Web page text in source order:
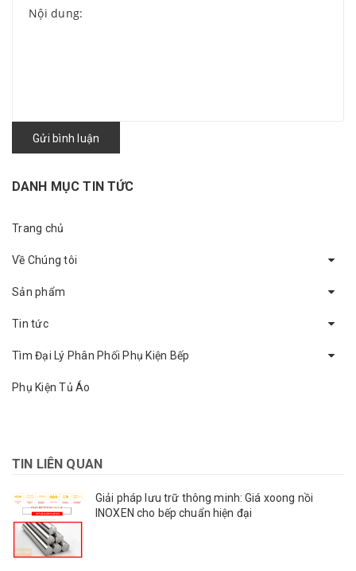
Gửi bình luận
DANH MỤC TIN TỨC
Trang chủ
Về Chúng tôi
Sản phẩm
Tin tức
Tìm Đại Lý Phân Phối Phụ Kiện Bếp
Phụ Kiện Tủ Áo
TIN LIÊN QUAN
Giải pháp lưu trữ thông minh: Giá xoong nồi
INOXEN cho bếp chuẩn hiện đại